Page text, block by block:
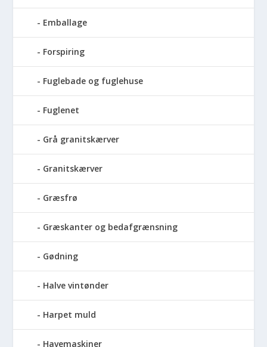
Emballage
Forspiring
Fuglebade og fuglehuse
Fuglenet
Grå granitskærver
Granitskærver
Græsfrø
Græskanter og bedafgrænsning
Gødning
Halve vintønder
Harpet muld
Havemaskiner